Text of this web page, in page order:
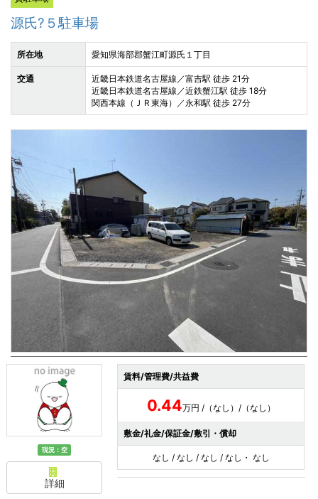
源氏?５駐車場
所在地 愛知県海部郡蟹江町源氏１丁目
交通
近畿日本鉄道名古屋線／富吉駅 徒歩 21分
近畿日本鉄道名古屋線／近鉄蟹江駅 徒歩 18分
関西本線（ＪＲ東海）／永和駅 徒歩 27分
現況：空
詳細
賃料/管理費/共益費
0.44万円 /（なし）/（なし）
敷金/礼金/保証金/敷引・償却
なし / なし / なし / なし・ なし